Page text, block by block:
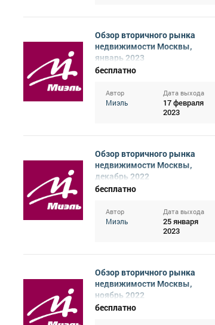
Обзор вторичного рынка
недвижимости Москвы,
январь 2023
бесплатно
Автор
Миэль
Дата выхода
17 февраля
2023
Обзор вторичного рынка
недвижимости Москвы,
декабрь 2022
бесплатно
Автор
Миэль
Дата выхода
25 января
2023
Обзор вторичного рынка
недвижимости Москвы,
ноябрь 2022
бесплатно